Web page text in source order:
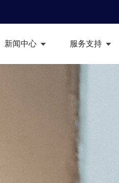
新闻中心 服务支持